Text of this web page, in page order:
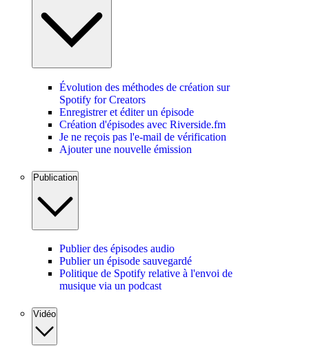
Évolution des méthodes de création sur
Spotify for Creators
Enregistrer et éditer un épisode
Création d'épisodes avec Riverside.fm
Je ne reçois pas l'e-mail de vérification
Ajouter une nouvelle émission
Publication
Publier des épisodes audio
Publier un épisode sauvegardé
Politique de Spotify relative à l'envoi de
musique via un podcast
Vidéo